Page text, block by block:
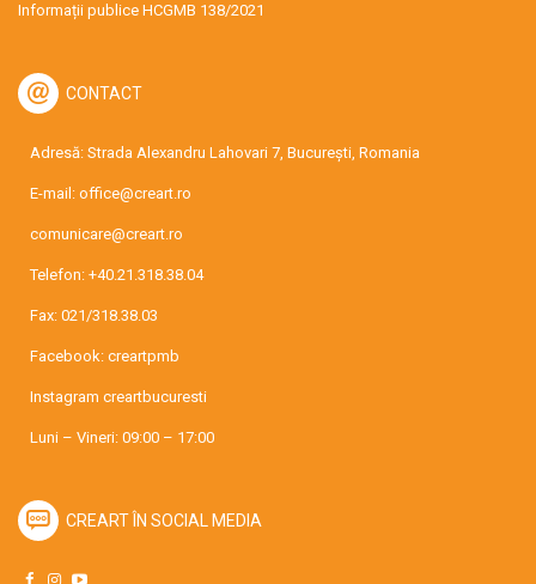
Informații publice HCGMB 138/2021
CONTACT
Adresă: Strada Alexandru Lahovari 7, București, Romania
E-mail: office@creart.ro
comunicare@creart.ro
Telefon: +40.21.318.38.04
Fax: 021/318.38.03
Facebook: creartpmb
Instagram creartbucuresti
Luni – Vineri: 09:00 – 17:00
CREART ÎN SOCIAL MEDIA